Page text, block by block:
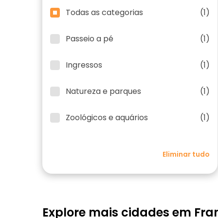
Todas as categorias (1)
Passeio a pé (1)
Ingressos (1)
Natureza e parques (1)
Zoológicos e aquários (1)
Eliminar tudo
Explore mais cidades em